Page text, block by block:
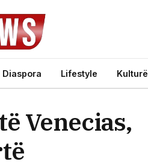
Diaspora Lifestyle Kulturë
Venecias,